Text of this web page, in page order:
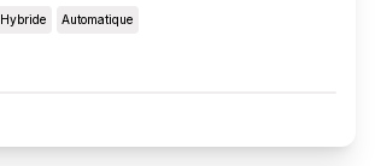
Hybride Automatique